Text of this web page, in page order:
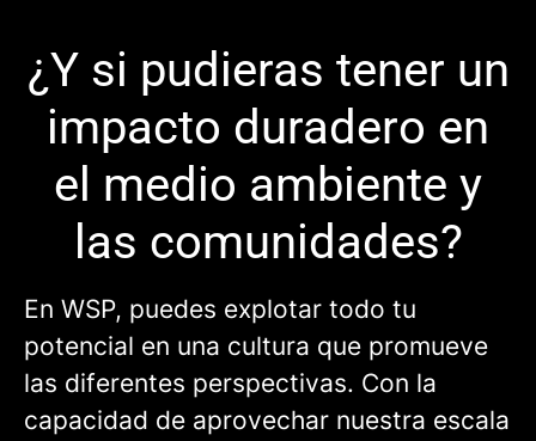
¿Y si pudieras tener un
impacto duradero en
el medio ambiente y
las comunidades?
En WSP, puedes explotar todo tu
potencial en una cultura que promueve
las diferentes perspectivas. Con la
capacidad de aprovechar nuestra escala